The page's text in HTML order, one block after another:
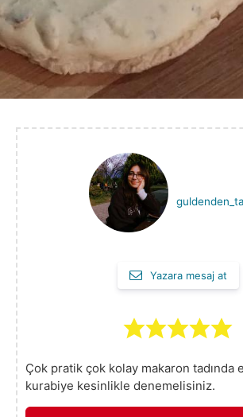
Yazara mesaj at
Çok pratik çok kolay makaron tadında
kurabiye kesinlikle denemelisiniz.